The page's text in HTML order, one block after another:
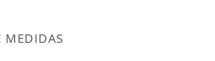
MEDIDAS